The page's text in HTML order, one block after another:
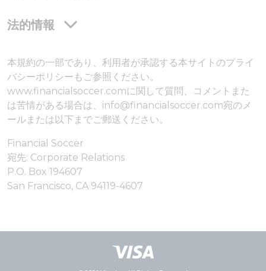
法的情報
本規約の一部であり、利用者が承認する本サイトのプライ
バシーポリシーもご参照ください。
www.financialsoccer.comに関して質問、コメントまた
は苦情がある場合は、info@financialsoccer.com宛のメ
ールまたは以下までご郵送ください。
Financial Soccer
宛先: Corporate Relations
P.O. Box 194607
San Francisco, CA 94119-4607